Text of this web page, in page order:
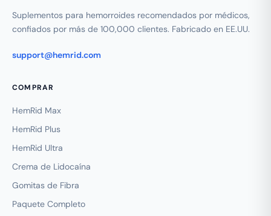
Suplementos para hemorroides recomendados por médicos,
confiados por más de 100,000 clientes. Fabricado en EE.UU.
support@hemrid.com
COMPRAR
HemRid Max
HemRid Plus
HemRid Ultra
Crema de Lidocaína
Gomitas de Fibra
Paquete Completo